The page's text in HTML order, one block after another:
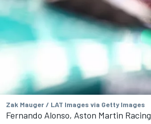
Zak Mauger / LAT Images via Getty Images
Fernando Alonso, Aston Martin Racing